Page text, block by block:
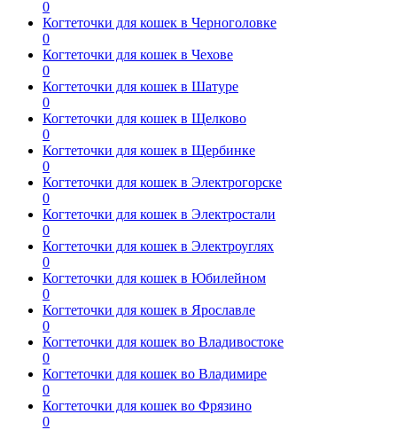
0
Когтеточки для кошек в Черноголовке
0
Когтеточки для кошек в Чехове
0
Когтеточки для кошек в Шатуре
0
Когтеточки для кошек в Щелково
0
Когтеточки для кошек в Щербинке
0
Когтеточки для кошек в Электрогорске
0
Когтеточки для кошек в Электростали
0
Когтеточки для кошек в Электроуглях
0
Когтеточки для кошек в Юбилейном
0
Когтеточки для кошек в Ярославле
0
Когтеточки для кошек во Владивостоке
0
Когтеточки для кошек во Владимире
0
Когтеточки для кошек во Фрязино
0